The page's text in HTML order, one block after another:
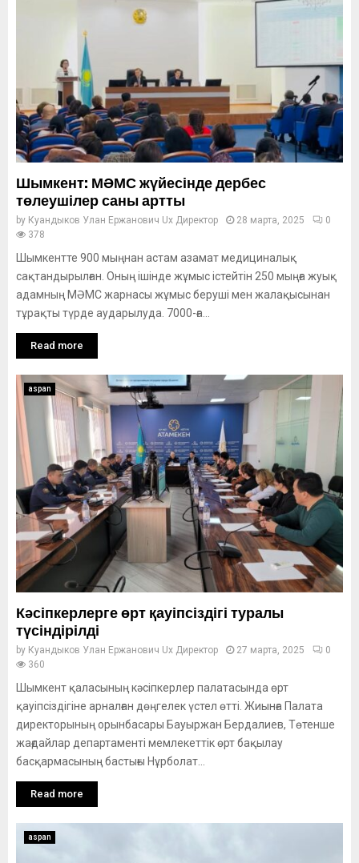
Шымкент: МӘМС жүйесінде дербес
төлеушілер саны артты
by Куандыков Улан Ержанович Ux Директор 28 марта, 2025
0
378
Шымкентте 900 мыңнан астам азамат медициналық
сақтандырылған. Оның ішінде жұмыс істейтін 250 мыңға жуық
адамның МӘМС жарнасы жұмыс беруші мен жалақысынан
тұрақты түрде аударылуда. 7000-ға...
Read more
aspan
Кәсіпкерлерге өрт қауіпсіздігі туралы
түсіндірілді
by Куандыков Улан Ержанович Ux Директор 27 марта, 2025
0
360
Шымкент қаласының кәсіпкерлер палатасында өрт
қауіпсіздігіне арналған дөңгелек үстел өтті. Жиынға Палата
директорының орынбасары Бауыржан Бердалиев, Төтенше
жағдайлар департаменті мемлекеттік өрт бақылау
басқармасының бастығы Нұрболат...
Read more
aspan